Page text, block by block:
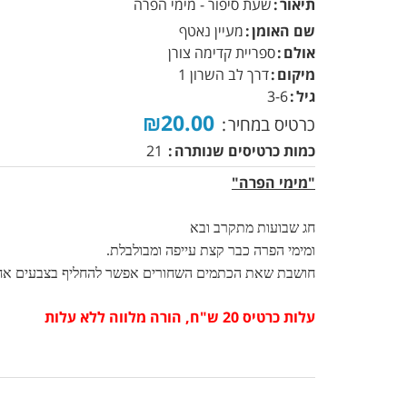
תיאור שעת סיפור - מימי הפרה
שם האומן מעיין נאטף
אולם ספריית קדימה צורן
מיקום דרך לב השרון 1
גיל 3-6
כרטיס במחיר
כמות כרטיסים שנותרה
21
"מימי הפרה"
חג שבועות מתקרב ובא
ומימי הפרה כבר קצת עייפה ומבולבלת.
חושבת שאת הכתמים השחורים אפשר להחליף בצבעים
עלות כרטיס 20 ש"ח, הורה מלווה ללא עלות